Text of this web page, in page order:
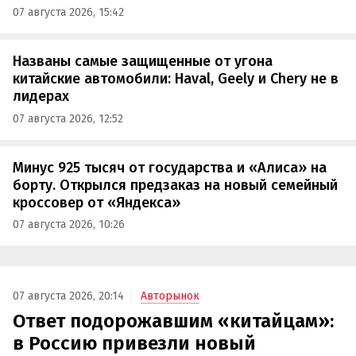
07 августа 2026, 15:42
Названы самые защищенные от угона
китайские автомобили: Haval, Geely и Chery не в
лидерах
07 августа 2026, 12:52
Минус 925 тысяч от государства и «Алиса» на
борту. Открылся предзаказ на новый семейный
кроссовер от «Яндекса»
07 августа 2026, 10:26
07 августа 2026, 20:14 Авторынок
Ответ подорожавшим «китайцам»:
в Россию привезли новый